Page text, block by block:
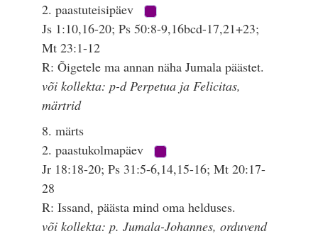
2. paastuteisipäev
Js 1:10,16-20; Ps 50:8-9,16bcd-17,21+23;
Mt 23:1-12
R: Õigetele ma annan näha Jumala päästet.
või kollekta: p-d Perpetua ja Felicitas,
märtrid
8. märts
2. paastukolmapäev
Jr 18:18-20; Ps 31:5-6,14,15-16; Mt 20:17-
28
R: Issand, päästa mind oma helduses.
või kollekta: p. Jumala-Johannes, orduvend